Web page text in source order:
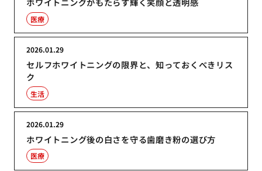
医療
セルフホワイトニングの限界と、知っておくべきリス
ク
2026.01.29
生活
ホワイトニング後の白さを守る歯磨き粉の選び方
2026.01.29
医療